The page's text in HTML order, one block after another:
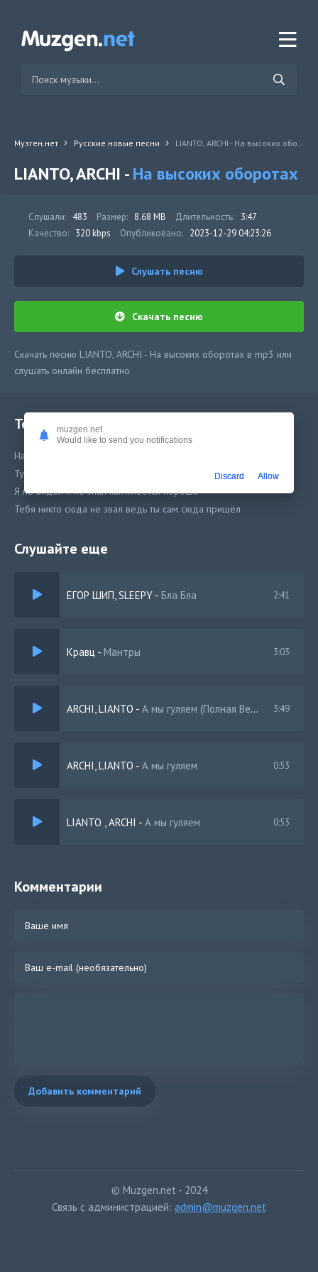
Музген.нет Русские новые песни LIANTO, ARCHI - На высоких оборотах
LIANTO, ARCHI -На высоких оборотах
Слушали: 483 Размер: 8.68 MB Длительность: 3:47
Качество: 320 kbps Опубликовано: 2023-12-29 04:23:26
Слушать песню
Скачать песню
Скачать песню LIANTO, ARCHI - На высоких оборотах в mp3 или
слушать онлайн бесплатно
Текст песни
На раз и два моё поём и подпевает вся Басота
Тут альянские моторы на высоких оборотах
Я не видел и не знал как живётся хорошо
Тебя никто сюда не звал ведь ты сам сюда пришёл
Слушайте еще
ЕГОР ШИП, SLEEPY - Бла Бла 2:41
Кравц - Мантры 3:03
ARCHI, LIANTO - А мы гуляем (Полная Версия) 3:49
ARCHI, LIANTO - А мы гуляем 0:53
LIANTO , ARCHI - А мы гуляем 0:53
Комментарии
Добавить комментарий
© Muzgen.net - 2024
Связь с администрацией: admin@muzgen.net
muzgen.net
Would like to send you notifications
Discard Allow